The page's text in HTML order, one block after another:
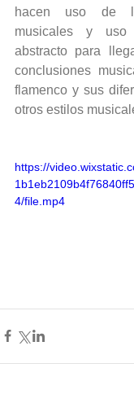
hacen uso de
musicales y uso
abstracto para
conclusiones
flamenco y sus
otros estilos
https://
4/file.mp4